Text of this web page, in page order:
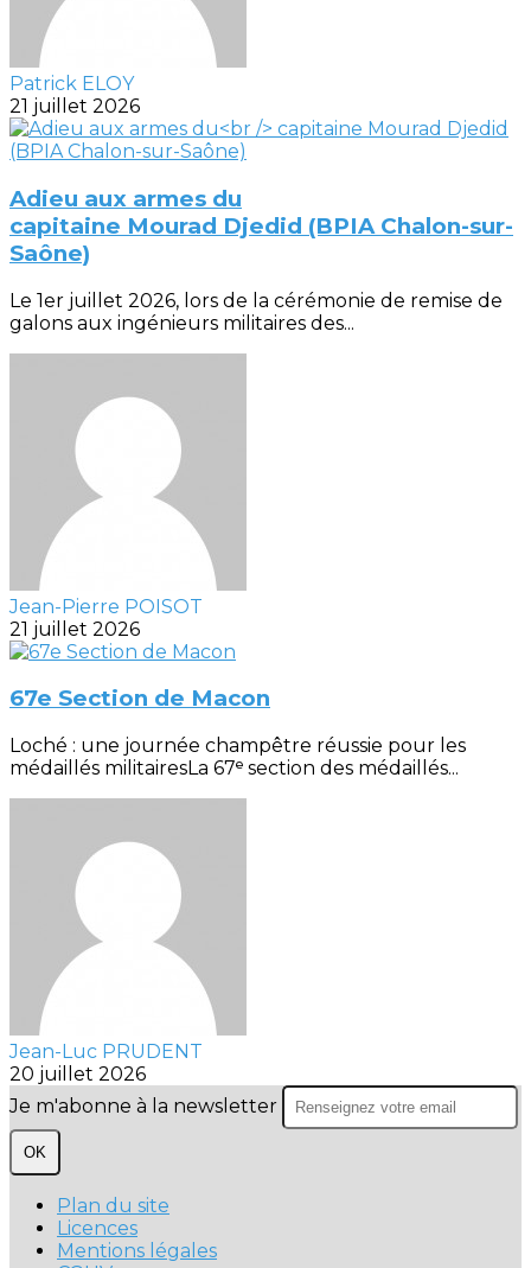
Patrick ELOY
21 juillet 2026
Adieu aux armes du
capitaine Mourad Djedid (BPIA Chalon-sur-
Saône)
Le 1er juillet 2026, lors de la cérémonie de remise de
galons aux ingénieurs militaires des...
Jean-Pierre POISOT
21 juillet 2026
67e Section de Macon
Loché : une journée champêtre réussie pour les
médaillés militairesLa 67ᵉ section des médaillés...
Jean-Luc PRUDENT
20 juillet 2026
Je m'abonne à la newsletter
OK
Plan du site
Licences
Mentions légales